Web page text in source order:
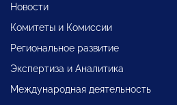
Новости
Комитеты и Комиссии
Региональное развитие
Экспертиза и Аналитика
Международная деятельность